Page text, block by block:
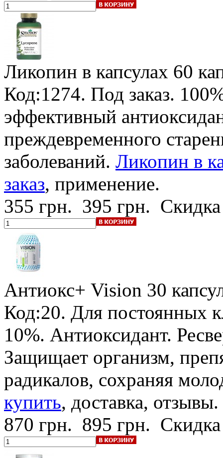
Ликопин в капсулах 60
Код:1274. Под заказ.
эффективный
преждевременного
заболеваний. Ликопин в
заказ, применение.
355 грн. 395 грн.
Антиокс+ Vision 30
Код:20. Для постоянных
10%. Антиоксидант.
Защищает организм,
радикалов, сохраняя
купить, доставка, отзывы.
870 грн. 895 грн.